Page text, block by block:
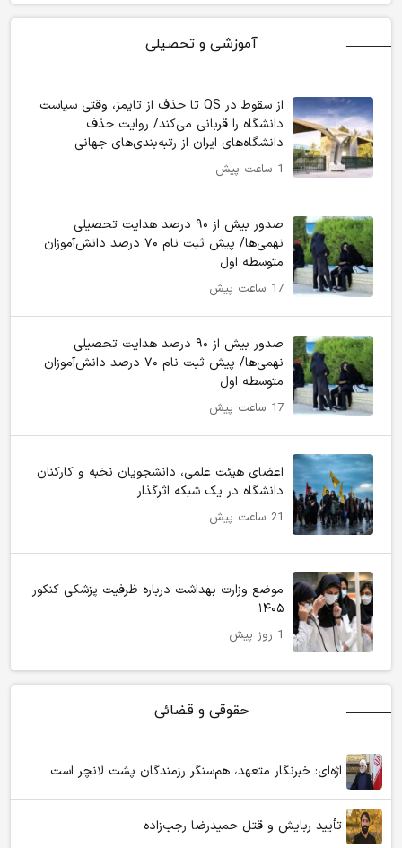
آموزشی و تحصیلی
از سقوط در QS تا حذف از تایمز، وقتی سیاست
دانشگاه را قربانی می‌کند/ روایت حذف
دانشگاه‌های ایران از رتبه‌بندی‌های جهانی
1 ساعت پیش
صدور بیش از ۹۰ درصد هدایت تحصیلی
نهمی‌ها/ پیش ثبت نام ۷۰ درصد دانش‌آموزان
متوسطه اول
17 ساعت پیش
صدور بیش از ۹۰ درصد هدایت تحصیلی
نهمی‌ها/ پیش ثبت نام ۷۰ درصد دانش‌آموزان
متوسطه اول
17 ساعت پیش
اعضای هیئت علمی، دانشجویان نخبه و کارکنان
دانشگاه در یک شبکه‌ اثرگذار
21 ساعت پیش
موضع وزارت بهداشت درباره ظرفیت پزشکی کنکور
۱۴۰۵
1 روز پیش
حقوقی و قضائی
اژه‌ای: خبرنگار متعهد، هم‌سنگر رزمندگان پشت لانچر است
تأیید ربایش و قتل حمیدرضا رجب‌زاده